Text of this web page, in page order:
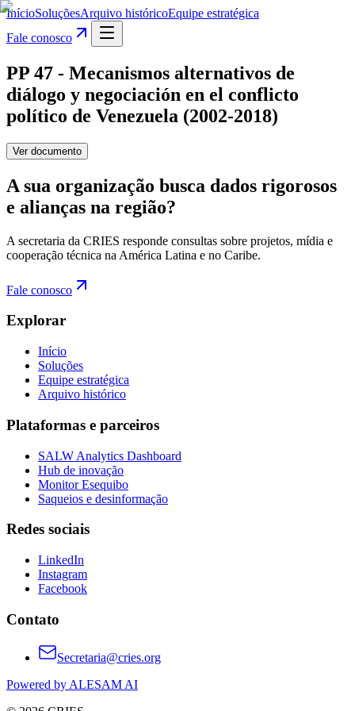
InícioSoluçõesArquivo históricoEquipe estratégica
Fale conosco
PP 47 - Mecanismos alternativos de
diálogo y negociación en el conflicto
político de Venezuela (2002-2018)
Ver documento
A sua organização busca dados rigorosos
e alianças na região?
A secretaria da CRIES responde consultas sobre projetos, mídia e
cooperação técnica na América Latina e no Caribe.
Fale conosco
Explorar
Início
Soluções
Equipe estratégica
Arquivo histórico
Plataformas e parceiros
SALW Analytics Dashboard
Hub de inovação
Monitor Esequibo
Saqueios e desinformação
Redes sociais
LinkedIn
Instagram
Facebook
Contato
Secretaria@cries.org
Powered by ALESAM AI